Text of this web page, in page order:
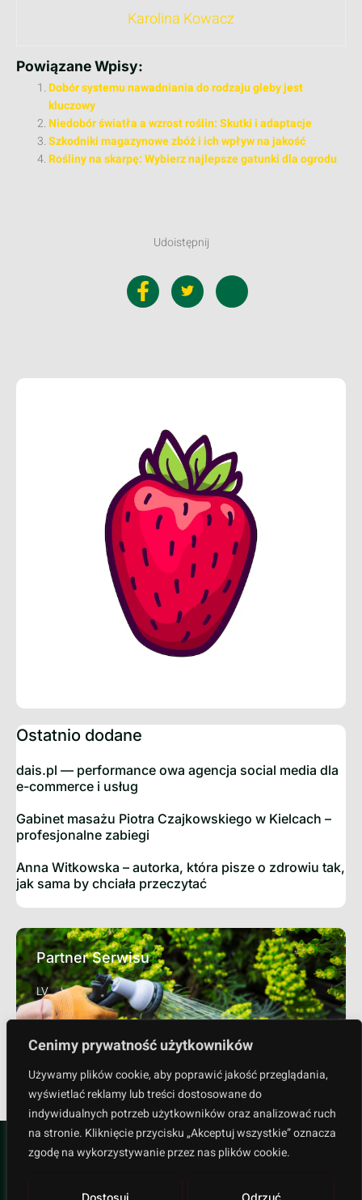
Cenimy prywatność użytkowników
Używamy plików cookie, aby poprawić jakość przeglądania,
wyświetlać reklamy lub treści dostosowane do
indywidualnych potrzeb użytkowników oraz analizować ruch
na stronie. Kliknięcie przycisku „Akceptuj wszystkie” oznacza
zgodę na wykorzystywanie przez nas plików cookie.
Dostosuj Odrzuć
Karolina Kowacz
Powiązane Wpisy:
Dobór systemu nawadniania do rodzaju gleby jest
kluczowy
Niedobór światła a wzrost roślin: Skutki i adaptacje
Szkodniki magazynowe zbóż i ich wpływ na jakość
Rośliny na skarpę: Wybierz najlepsze gatunki dla ogrodu
Udoistępnij
Ostatnio dodane
dais.pl — performance owa agencja social media dla
e-commerce i usług
Gabinet masażu Piotra Czajkowskiego w Kielcach –
profesjonalne zabiegi
Anna Witkowska – autorka, która pisze o zdrowiu tak,
jak sama by chciała przeczytać
Partner Serwisu
LV
Sprawdź